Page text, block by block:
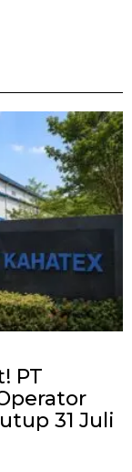
PT
31 Juli